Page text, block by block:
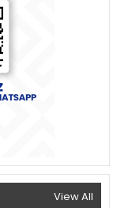
View All